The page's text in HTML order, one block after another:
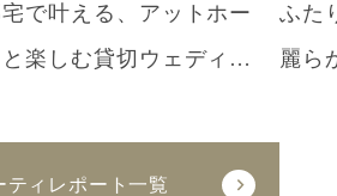
で叶える、アットホー
楽しむ貸切ウェディン
ふた
麗ら
ティレポート一覧